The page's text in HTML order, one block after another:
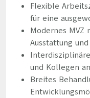
Flexible
für eine
Modernes
Ausstattung
und Kollegen
Breites